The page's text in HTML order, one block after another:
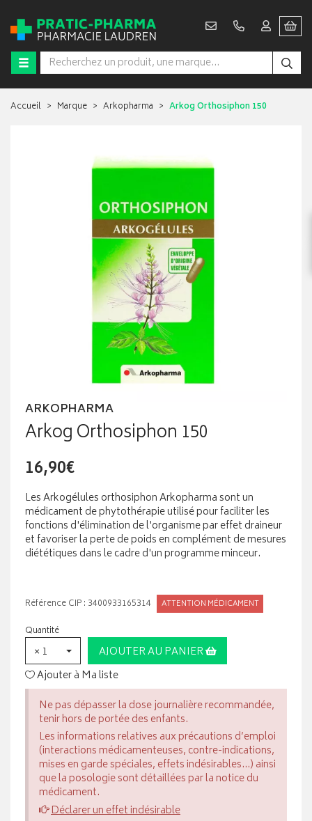
Accueil Marque Arkopharma Arkog Orthosiphon 150
ARKOPHARMA
Arkog Orthosiphon 150
16,90€
Les Arkogélules orthosiphon Arkopharma sont un
médicament de phytothérapie utilisé pour faciliter les
fonctions d'élimination de l'organisme par effet draineur
et favoriser la perte de poids en complément de mesures
diététiques dans le cadre d'un programme minceur.
Référence CIP : 3400933165314 ATTENTION MÉDICAMENT
Quantité
× 1
AJOUTER AU PANIER
Ajouter à Ma liste
Ne pas dépasser la dose journalière recommandée,
tenir hors de portée des enfants.
Les informations relatives aux précautions d’emploi
(interactions médicamenteuses, contre-indications,
mises en garde spéciales, effets indésirables...) ainsi
que la posologie sont détaillées par la notice du
médicament.
Déclarer un effet indésirable